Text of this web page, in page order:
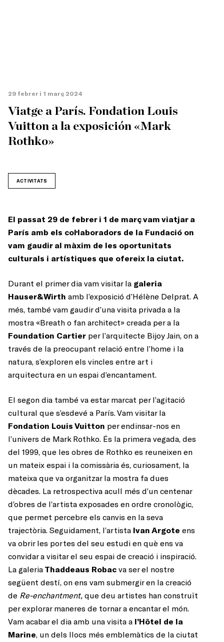
29 febrer i 1 març 2024
Viatge a París. Fondation Louis
Vuitton a la exposición «Mark
Rothko»
ACTIVITATS
El passat 29 de febrer i 1 de març vam viatjar a
París amb els col·laboradors de la Fundació on
vam gaudir al màxim de les oportunitats
culturals i artístiques que ofereix la ciutat.
Durant el primer dia vam visitar la galeria
Hauser&Wirth amb l’exposició d’Hélène Delprat. A
més, també vam gaudir d’una visita privada a la
mostra «Breath o fan architect» creada per a la
Foundation Cartier per l’arquitecte Bijoy Jain, on a
través de la preocupant relació entre l’home i la
natura, s’exploren els vincles entre art i
arquitectura en un espai d’encantament.
El segon dia també va estar marcat per l’agitació
cultural que s’esdevé a París. Vam visitar la
Fondation Louis Vuitton per endinsar-nos en
l’univers de Mark Rothko. És la primera vegada, des
del 1999, que les obres de Rothko es reuneixen en
un mateix espai i la comissària és, curiosament, la
mateixa que va organitzar la mostra fa dues
dècades. La retrospectiva acull més d’un centenar
d’obres de l’artista exposades en ordre cronològic,
que permet percebre els canvis en la seva
trajectòria. Seguidament, l’artista Ivan Argote ens
va obrir les portes del seu estudi en què ens va
convidar a visitar el seu espai de creació i inspiració.
La galeria Thaddeaus Robac va ser el nostre
següent destí, on ens vam submergir en la creació
de Re-enchantment, que deu artistes han construït
per explorar maneres de tornar a encantar el món.
Vam acabar el dia amb una visita a l’Hôtel de la
Marine, un dels llocs més emblemàtics de la ciutat